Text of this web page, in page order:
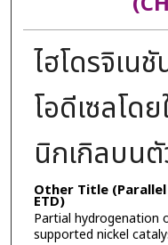
ไฮโดรจิเน
โอดีเซลโด
นิกเกิลบน
Other Title
ETD)
Partial hydrogenation
supported nickel